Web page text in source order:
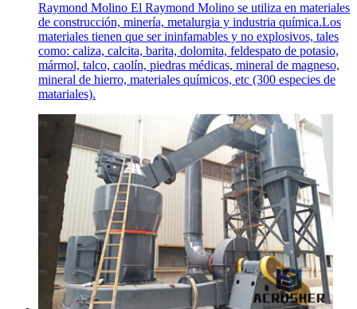
Raymond Molino El Raymond Molino se utiliza en materiales
de construcción, minería, metalurgia y industria química.Los
materiales tienen que ser ininfamables y no explosivos, tales
como: caliza, calcita, barita, dolomita, feldespato de potasio,
mármol, talco, caolín, piedras médicas, mineral de magneso,
mineral de hierro, materiales químicos, etc (300 especies de
matariales).